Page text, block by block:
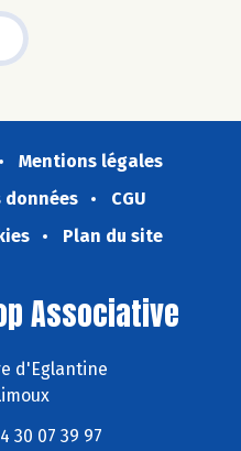
Mentions légales
CGU
Plan du site
Associative
d'Eglantine
30 07 39 97